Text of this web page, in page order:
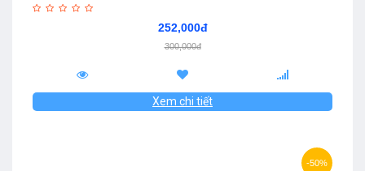
252,000đ
300,000đ
Xem chi tiết
-50%